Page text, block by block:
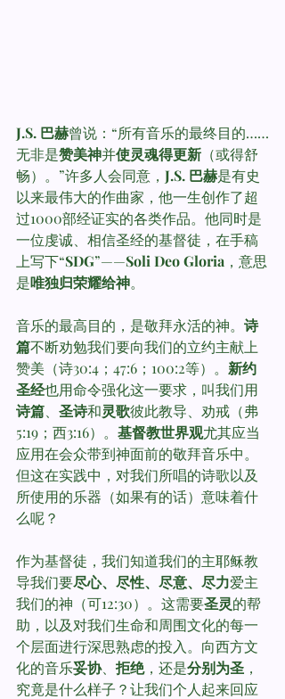
J.S. 巴赫曾说：“所有音乐的最终目的……
无非是赞美神并使灵魂得更新 （或得舒
畅）。”许多人会同意， J.S. 巴赫是有史
以来最伟大的作曲家，他一生创作了超
过1000部经证实的各类作品。他同时是
一位虔诚、相信圣经的基督徒，在手稿
上写下“SDG”——Soli Deo Gloria ，意思
是唯独归荣耀给神。
音乐的最高目的，是敬拜永活的神。 诗
篇不断劝勉我们要向我们的立约主献上
赞美（诗30:4；47:6；100:2等）。 新约
圣经也用命令强化这一要求，叫我们用
诗篇
圣诗和灵歌彼此教导、劝戒（弗
5:19；西3:16）。 基督教世界观尤其应当
应用在会众带到神面前的敬拜音乐中。
但这在实践中，对我们所唱的诗歌以及
所使用的乐器（如果有的话）意味着什
么呢？
作为基督徒，我们知道我们的主耶稣教
导我们要尽心、尽性、尽意、尽力爱主
我们的神（可12:30）。这需要圣灵的帮
助，以及对我们生命和周围文化的每一
个层面进行深思熟虑的投入。向西方文
化的音乐妥协、 拒绝，还是分别为圣 ，
究竟是什么样子？让我们个人起来回应